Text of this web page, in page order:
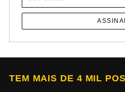
TEM MAIS DE 4 MIL